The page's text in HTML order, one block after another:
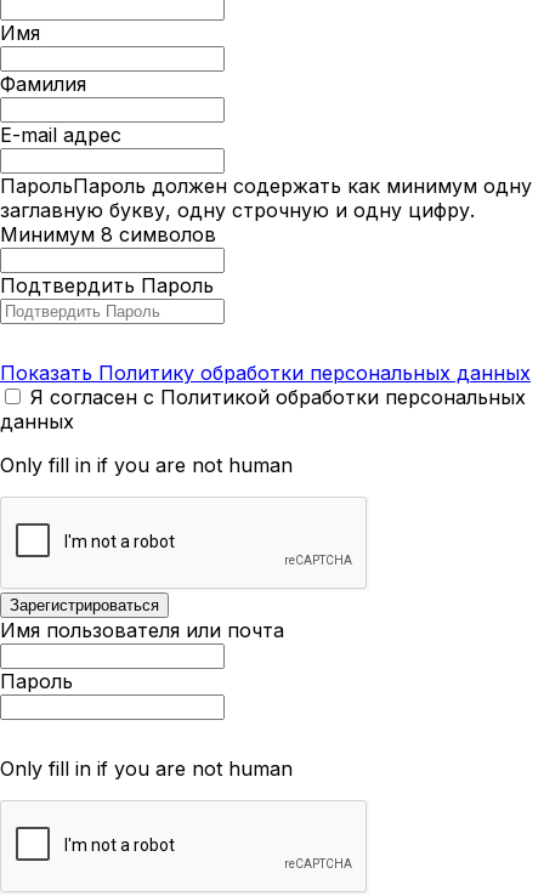
Имя
Фамилия
E-mail адрес
ПарольПароль должен содержать как минимум одну
заглавную букву, одну строчную и одну цифру.
Минимум 8 символов
Подтвердить Пароль
Показать Политику обработки персональных данных
Я согласен с Политикой обработки персональных
данных
Only fill in if you are not human
Имя пользователя или почта
Пароль
Only fill in if you are not human